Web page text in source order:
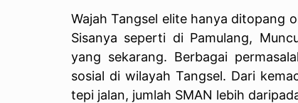
Wajah Tangsel elite hanya ditopang
Sisanya seperti di Pamulang,
yang sekarang. Berbagai
sosial di wilayah Tangsel. Dari
tepi jalan, jumlah SMAN lebih